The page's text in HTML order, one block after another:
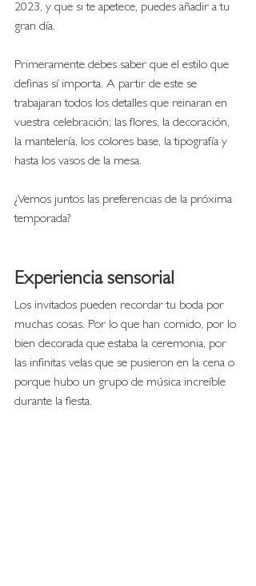
2023, y que si te apetece, puedes añadir a tu
gran día.
Primeramente debes saber que el estilo que
definas sí importa. A partir de este se
trabajaran todos los detalles que reinaran en
vuestra celebración; las flores, la decoración,
la mantelería, los colores base, la tipografía y
hasta los vasos de la mesa.
¿Vemos juntos las preferencias de la próxima
temporada?
Experiencia sensorial
Los invitados pueden recordar tu boda por
muchas cosas. Por lo que han comido, por lo
bien decorada que estaba la ceremonia, por
las infinitas velas que se pusieron en la cena o
porque hubo un grupo de música increíble
durante la fiesta.